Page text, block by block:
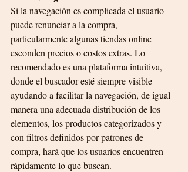
Si la navegación es complicada el usuario
puede renunciar a la compra,
particularmente algunas tiendas online
esconden precios o costos extras. Lo
recomendado es una plataforma intuitiva,
donde el buscador esté siempre visible
ayudando a facilitar la navegación, de igual
manera una adecuada distribución de los
elementos, los productos categorizados y
con filtros definidos por patrones de
compra, hará que los usuarios encuentren
rápidamente lo que buscan.